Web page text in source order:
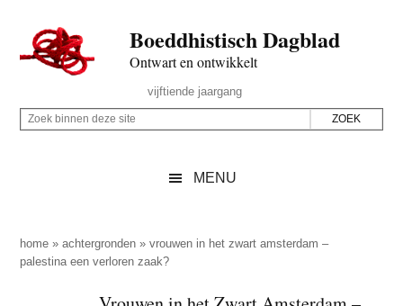
naar
de
inhoud
secondary
naar
de
sidebar
naar
de
Boeddhistisch Dagblad
Ontwart en ontwikkelt
Rechts
vijftiende jaargang
Z
p
d
Z
i
n
MENU
home »achtergronden »vrouwen in het zwart amsterdam –
palestina een verloren zaak?